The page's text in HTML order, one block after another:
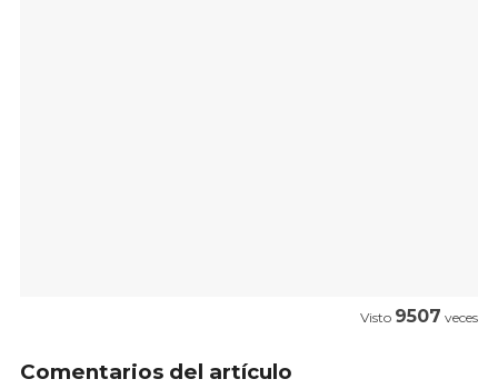
Visto 9507 veces
Comentarios del artículo